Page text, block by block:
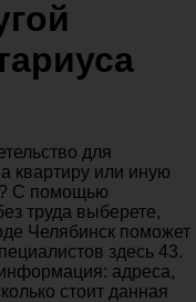
для
квартиру или иную
С помощью
труда выберете,
Челябинск поможет
здесь 43.
адреса,
стоит данная